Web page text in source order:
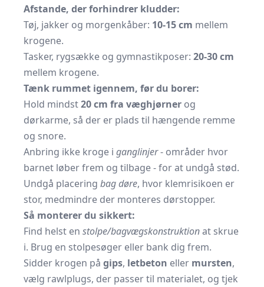
Afstande, der forhindrer kludder:
Tøj, jakker og morgenkåber: 10-15 cm mellem
krogene.
Tasker, rygsække og gymnastikposer: 20-30 cm
mellem krogene.
Tænk rummet igennem, før du borer:
Hold mindst20 cm fra væghjørner og
dørkarme, så der er plads til hængende remme
og snore.
Anbring ikke kroge i ganglinjer- områder hvor
barnet løber frem og tilbage - for at undgå stød.
Undgå placering bag døre, hvor klemrisikoen er
stor, medmindre der monteres dørstopper.
Så monterer du sikkert:
Find helst en stolpe/bagvægskonstruktionat skrue
i. Brug en stolpesøger eller bank dig frem.
Sidder krogen på gips, letbeton eller mursten,
vælg rawlplugs, der passer til materialet, og tjek